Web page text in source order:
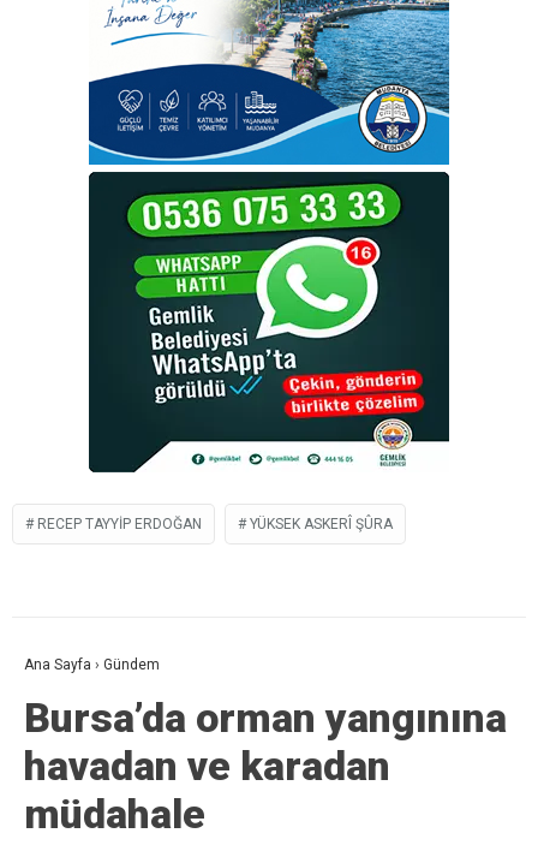
RECEP TAYYIP ERDOĞAN YÜKSEK ASKERÎ ŞÛRA
Ana Sayfa › Gündem
Bursa’da orman yangınına
havadan ve karadan
müdahale